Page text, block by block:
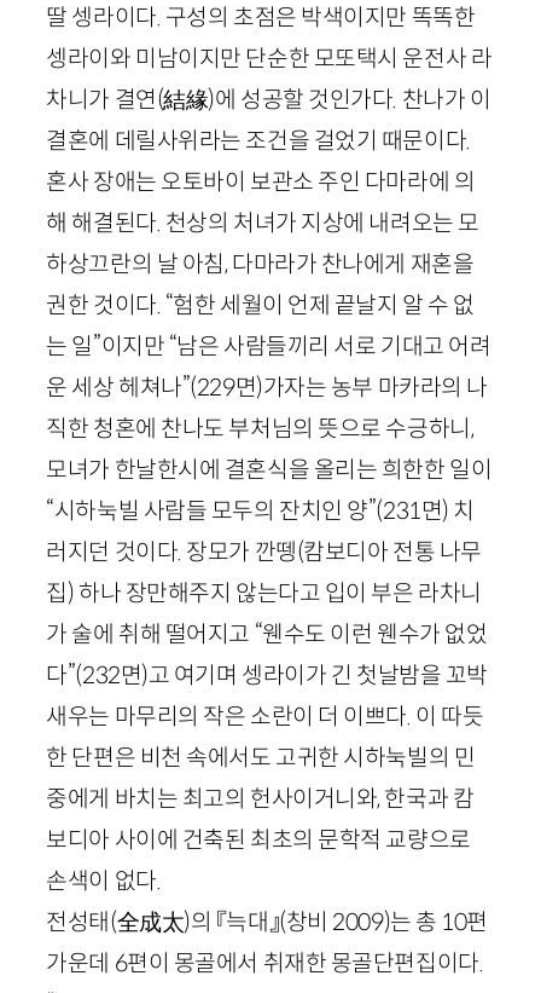
딸 셍라이다. 구성의 초점은 박색이지만 똑똑한
셍라이와 미남이지만 단순한 모또택시 운전사 라
차니가 결연(結緣)에 성공할 것인가다. 찬나가 이
결혼에 데릴사위라는 조건을 걸었기 때문이다.
혼사 장애는 오토바이 보관소 주인 다마라에 의
해 해결된다. 천상의 처녀가 지상에 내려오는 모
하상끄란의 날 아침, 다마라가 찬나에게 재혼을
권한 것이다. “험한 세월이 언제 끝날지 알 수 없
는 일”이지만 “남은 사람들끼리 서로 기대고 어려
운 세상 헤쳐나”(229면)가자는 농부 마카라의 나
직한 청혼에 찬나도 부처님의 뜻으로 수긍하니,
모녀가 한날한시에 결혼식을 올리는 희한한 일이
“시하눅빌 사람들 모두의 잔치인 양”(231면) 치
러지던 것이다. 장모가 깐뗑(캄보디아 전통 나무
집) 하나 장만해주지 않는다고 입이 부은 라차니
가 술에 취해 떨어지고 “웬수도 이런 웬수가 없었
다”(232면)고 여기며 셍라이가 긴 첫날밤을 꼬박
새우는 마무리의 작은 소란이 더 이쁘다. 이 따듯
한 단편은 비천 속에서도 고귀한 시하눅빌의 민
중에게 바치는 최고의 헌사이거니와, 한국과 캄
보디아 사이에 건축된 최초의 문학적 교량으로
손색이 없다.
전성태(全成太)의 『늑대』(창비 2009)는 총 10편
가운데 6편이 몽골에서 취재한 몽골단편집이다.